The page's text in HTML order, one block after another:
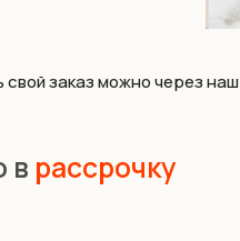
заказ можно через
в рассрочку